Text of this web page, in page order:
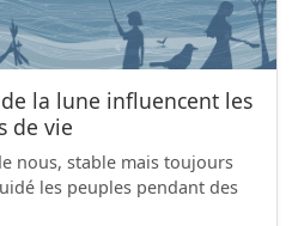
la lune influencent les
de vie
nous, stable mais toujours
les peuples pendant des